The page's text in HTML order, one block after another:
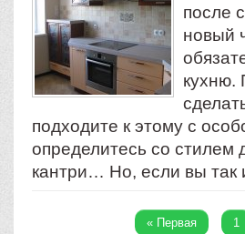
после
новый
кухню.
подходите к этому с
определитесь со стилем
кантри… Но, если вы так
« Первая 1